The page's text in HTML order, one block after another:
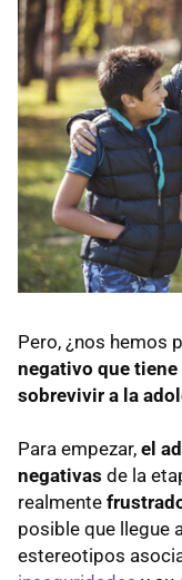
Pero, ¿nos hemos
negativo que tiene
sobrevivir a la
Para empezar, el
negativas de la
realmente
posible que llegue
estereotipos